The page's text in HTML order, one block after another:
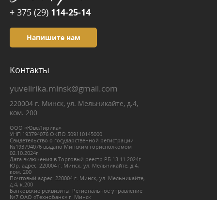
+ 375 (29) 114-25-14
Напишите нам
Контакты
yuvelirika.minsk@gmail.com
220004 г. Минск, ул. Мельникайте, д.4,
ком. 200
ООО «ЮвеЛирика»
УНП 193794076 ОКПО 509110145000
Свидетельство о государственной регистрации
№193794076 выдано Минским горисполкомом
02.10.2024г.
Дата включения в Торговый реестр РБ 13.11.2024г.
Юр. адрес: 220004 г. Минск, ул. Мельникайте, д.4,
ком. 200
Почтовый адрес: 220004 г. Минск, ул. Мельникайте,
д.4, к.200
Банковские реквизиты: Региональное управление
№7 ОАО «Технобанк» г. Минск